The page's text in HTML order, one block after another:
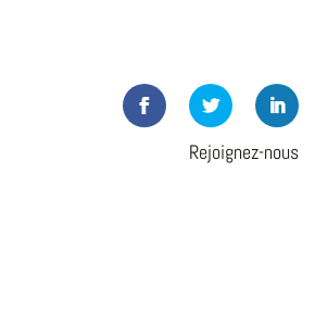
Rejoignez-nous